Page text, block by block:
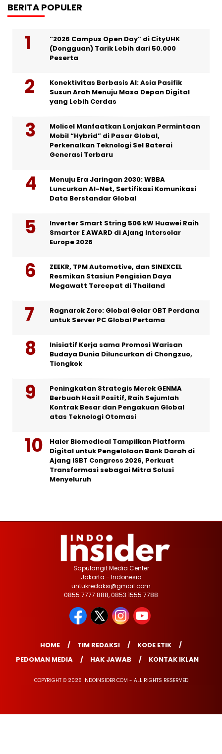
BERITA POPULER
“2026 Campus Open Day” di CityUHK
(Dongguan) Tarik Lebih dari 50.000
Peserta
Konektivitas Berbasis AI: Asia Pasifik
Susun Arah Menuju Masa Depan Digital
yang Lebih Cerdas
Molicel Manfaatkan Lonjakan Permintaan
Mobil “Hybrid” di Pasar Global,
Perkenalkan Teknologi Sel Baterai
Generasi Terbaru
Menuju Era Jaringan 2030: WBBA
Luncurkan AI-Net, Sertifikasi Komunikasi
Data Berstandar Global
Inverter Smart String 506 kW Huawei Raih
Smarter E AWARD di Ajang Intersolar
Europe 2026
ZEEKR, TPM Automotive, dan SINEXCEL
Resmikan Stasiun Pengisian Daya
Megawatt Tercepat di Thailand
Ragnarok Zero: Global Gelar OBT Perdana
untuk Server PC Global Pertama
Inisiatif Kerja sama Promosi Warisan
Budaya Dunia Diluncurkan di Chongzuo,
Tiongkok
Peningkatan Strategis Merek GENMA
Berbuah Hasil Positif, Raih Sejumlah
Kontrak Besar dan Pengakuan Global
atas Teknologi Otomasi
Haier Biomedical Tampilkan Platform
Digital untuk Pengelolaan Bank Darah di
Ajang ISBT Congress 2026, Perkuat
Transformasi sebagai Mitra Solusi
Menyeluruh
Sapulangit Media Center
Jakarta - Indonesia
untukredaksi@gmail.com
0855 7777 888, 0853 1555 7788
HOME TIM REDAKSI
KODE ETIK
PEDOMAN MEDIA
HAK JAWAB KONTAK IKLAN
COPYRIGHT © 2026 INDOINSIDER.COM - ALL RIGHTS RESERVED